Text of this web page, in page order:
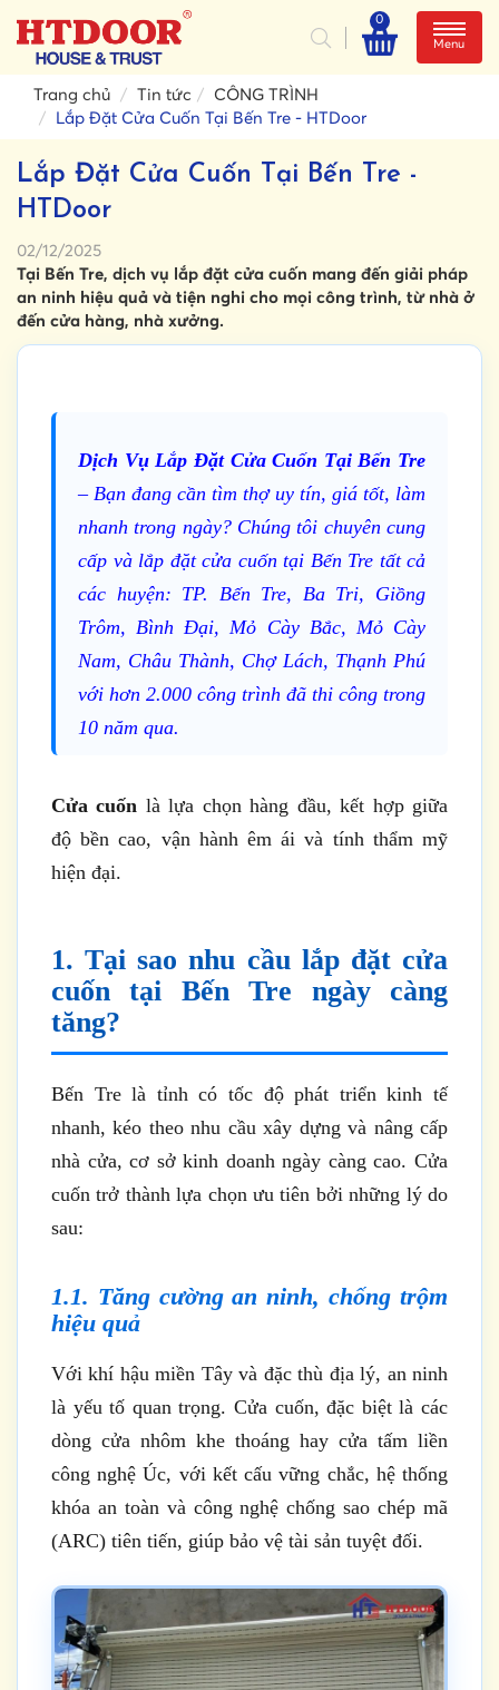
0
Menu
Trang chủ Tin tức
CÔNG TRÌNH
Lắp Đặt Cửa Cuốn Tại Bến Tre - HTDoor
Lắp Đặt Cửa Cuốn Tại Bến Tre -
HTDoor
02/12/2025
Tại Bến Tre, dịch vụ lắp đặt cửa cuốn mang đến giải pháp
an ninh hiệu quả và tiện nghi cho mọi công trình, từ nhà ở
đến cửa hàng, nhà xưởng.
Dịch Vụ Lắp Đặt Cửa Cuốn Tại Bến Tre
– Bạn đang cần tìm thợ uy tín, giá tốt, làm
nhanh trong ngày? Chúng tôi chuyên cung
cấp và lắp đặt cửa cuốn tại Bến Tre tất cả
các huyện: TP. Bến Tre, Ba Tri, Giồng
Trôm, Bình Đại, Mỏ Cày Bắc, Mỏ Cày
Nam, Châu Thành, Chợ Lách, Thạnh Phú
với hơn 2.000 công trình đã thi công trong
10 năm qua.
Cửa cuốn là lựa chọn hàng đầu, kết hợp giữa
độ bền cao, vận hành êm ái và tính thẩm mỹ
hiện đại.
1. Tại sao nhu cầu lắp đặt cửa
cuốn tại Bến Tre ngày càng
tăng?
Bến Tre là tỉnh có tốc độ phát triển kinh tế
nhanh, kéo theo nhu cầu xây dựng và nâng cấp
nhà cửa, cơ sở kinh doanh ngày càng cao. Cửa
cuốn trở thành lựa chọn ưu tiên bởi những lý do
sau:
1.1. Tăng cường an ninh, chống trộm
hiệu quả
Với khí hậu miền Tây và đặc thù địa lý, an ninh
là yếu tố quan trọng. Cửa cuốn, đặc biệt là các
dòng cửa nhôm khe thoáng hay cửa tấm liền
công nghệ Úc, với kết cấu vững chắc, hệ thống
khóa an toàn và công nghệ chống sao chép mã
(ARC) tiên tiến, giúp bảo vệ tài sản tuyệt đối.